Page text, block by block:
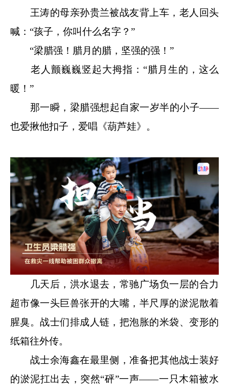
王涛的母亲孙贵兰被战友背上车，老人回头
喊：“孩子，你叫什么名字？”
“梁腊强！腊月的腊，坚强的强！”
老人颤巍巍竖起大拇指：“腊月生的，这么
暖！”
那一瞬，梁腊强想起自家一岁半的小子——
也爱揪他扣子，爱唱《葫芦娃》。
几天后，洪水退去，常驰广场负一层的合力
超市像一头巨兽张开的大嘴，半尺厚的淤泥散着
腥臭。战士们排成人链，把泡胀的米袋、变形的
纸箱往外传。
战士余海鑫在最里侧，准备把其他战士装好
的淤泥扛出去，突然“砰”一声——一只木箱被水